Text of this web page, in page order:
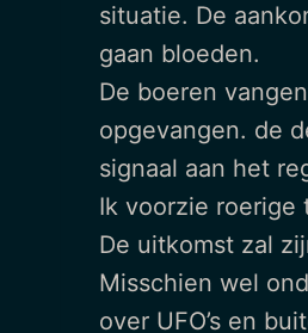
situatie. De
gaan bloeden.
De boeren
opgevangen. de
signaal aan het
Ik voorzie roerige
De uitkomst zal
Misschien wel
over UFO’s en